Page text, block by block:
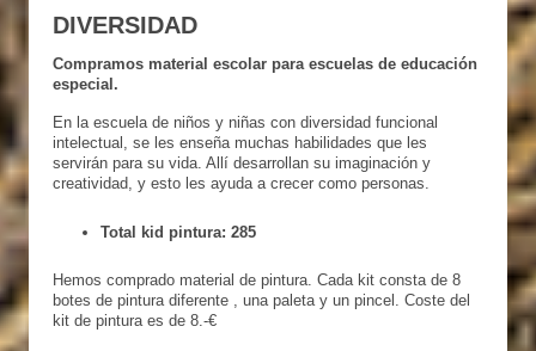
DIVERSIDAD
Compramos material escolar para escuelas de educación
especial.
En la escuela de niños y niñas con diversidad funcional
intelectual, se les enseña muchas habilidades que les
servirán para su vida. Allí desarrollan su imaginación y
creatividad, y esto les ayuda a crecer como personas.
Total kid pintura: 285
Hemos comprado material de pintura. Cada kit consta de 8
botes de pintura diferente , una paleta y un pincel. Coste del
kit de pintura es de 8.-€